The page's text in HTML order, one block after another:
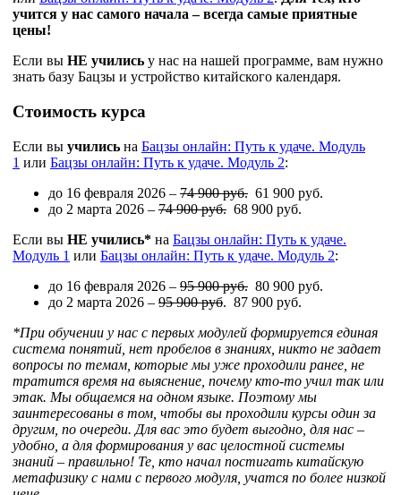
учится у нас самого начала – всегда самые приятные
цены!
Если вы НЕ учились у нас на нашей программе, вам нужно
знать базу Бацзы и устройство китайского календаря.
Стоимость курса
Если вы учились на Бацзы онлайн: Путь к удаче. Модуль
1 или Бацзы онлайн: Путь к удаче. Модуль 2:
до 16 февраля 2026 – 74 900 руб. 61 900 руб.
до 2 марта 2026 – 74 900 руб. 68 900 руб.
Если вы НЕ учились* на Бацзы онлайн: Путь к удаче.
Модуль 1 или Бацзы онлайн: Путь к удаче. Модуль 2:
до 16 февраля 2026 – 95 900 руб. 80 900 руб.
до 2 марта 2026 – 95 900 руб. 87 900 руб.
*При обучении у нас с первых модулей формируется единая
система понятий, нет пробелов в знаниях, никто не задает
вопросы по темам, которые мы уже проходили ранее, не
тратится время на выяснение, почему кто-то учил так или
этак. Мы общаемся на одном языке. Поэтому мы
заинтересованы в том, чтобы вы проходили курсы один за
другим, по очереди. Для вас это будет выгодно, для нас –
удобно, а для формирования у вас целостной системы
знаний – правильно! Те, кто начал постигать китайскую
метафизику с нами с первого модуля, учатся по более низкой